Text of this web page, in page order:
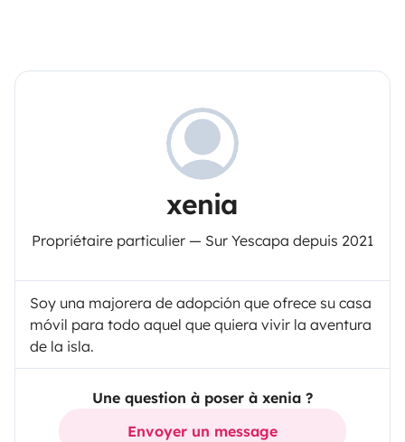
xenia
Propriétaire particulier — Sur Yescapa depuis 2021
Soy una majorera de adopción que ofrece su casa
móvil para todo aquel que quiera vivir la aventura
de la isla.
Une question à poser à xenia ?
Envoyer un message